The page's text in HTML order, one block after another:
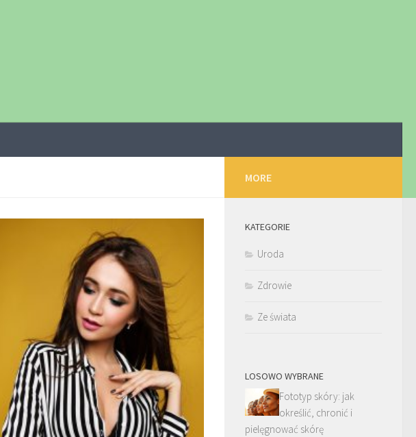
MORE
KATEGORIE
Uroda
Zdrowie
Ze świata
LOSOWO WYBRANE
Fototyp skóry: jak
określić, chronić i
pielęgnować skórę